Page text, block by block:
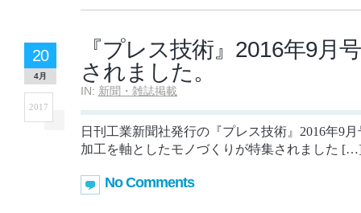
『プレス技術』2016年9月
されました。
IN: 新聞・雑誌掲載
20
4月
2017
日刊工業新聞社発行の『プレス技術』2016年9
加工を軸としたモノづくりが特集されました
No Comments